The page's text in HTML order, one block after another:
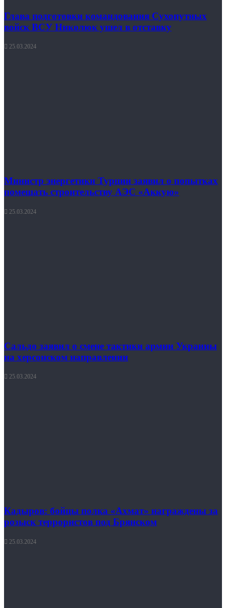
Глава подготовки командования Сухопутных
войск ВСУ Николюк ушел в отставку
25.03.2024
Министр энергетики Турции заявил о попытках
помешать строительству АЭС «Аккую»
25.03.2024
Сальдо заявил о смене тактики армии Украины
на херсонском направлении
25.03.2024
Кадыров: бойцы полка «Ахмат» награждены за
розыск террористов под Брянском
25.03.2024